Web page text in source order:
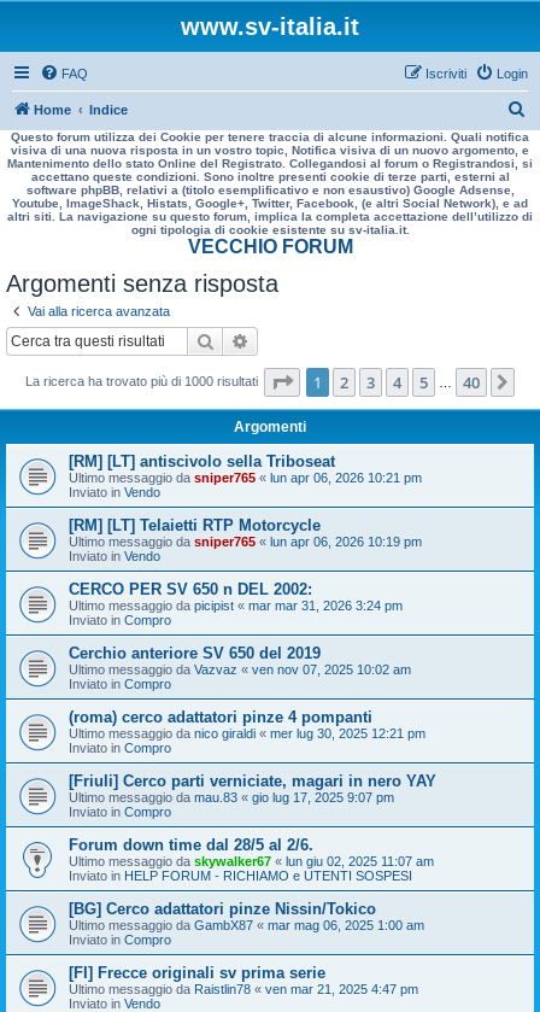
www.sv-italia.it
FAQ Login
Iscriviti
Home Indice
e
r
a
Questo forum utilizza dei Cookie per tenere traccia di alcune informazioni. Quali notifica
visiva di una nuova risposta in un vostro topic, Notifica visiva di un nuovo argomento, e
Mantenimento dello stato Online del Registrato. Collegandosi al forum o Registrandosi, si
accettano queste condizioni. Sono inoltre presenti cookie di terze parti, esterni al
software phpBB, relativi a (titolo esemplificativo e non esaustivo) Google Adsense,
Youtube, ImageShack, Histats, Google+, Twitter, Facebook, (e altri Social Network), e ad
altri siti. La navigazione su questo forum, implica la completa accettazione dell’utilizzo di
ogni tipologia di cookie esistente su sv-italia.it.
VECCHIO FORUM
Argomenti senza risposta
Vai alla ricerca avanzata
Cerca
La ricerca ha trovato più di 1000 risultati Pagina di 40
1 2 3 4 5 40
Argomenti
[RM] [LT] antiscivolo sella Triboseat
Ultimo messaggio da sniper765 « lun apr 06, 2026 10:21 pm
Inviato in Vendo
[RM] [LT] Telaietti RTP Motorcycle
Ultimo messaggio da sniper765 « lun apr 06, 2026 10:19 pm
Inviato in Vendo
CERCO PER SV 650 n DEL 2002:
Ultimo messaggio da picipist « mar mar 31, 2026 3:24 pm
Inviato in Compro
Cerchio anteriore SV 650 del 2019
Ultimo messaggio da Vazvaz « ven nov 07, 2025 10:02 am
Inviato in Compro
(roma) cerco adattatori pinze 4 pompanti
Ultimo messaggio da nico giraldi « mer lug 30, 2025 12:21 pm
Inviato in Compro
[Friuli] Cerco parti verniciate, magari in nero YAY
Ultimo messaggio da mau.83 « gio lug 17, 2025 9:07 pm
Inviato in Compro
Forum down time dal 28/5 al 2/6.
Ultimo messaggio da skywalker67 « lun giu 02, 2025 11:07 am
Inviato in HELP FORUM - RICHIAMO e UTENTI SOSPESI
[BG] Cerco adattatori pinze Nissin/Tokico
Ultimo messaggio da GambX87 « mar mag 06, 2025 1:00 am
Inviato in Compro
[FI] Frecce originali sv prima serie
Ultimo messaggio da Raistlin78 « ven mar 21, 2025 4:47 pm
Inviato in Vendo